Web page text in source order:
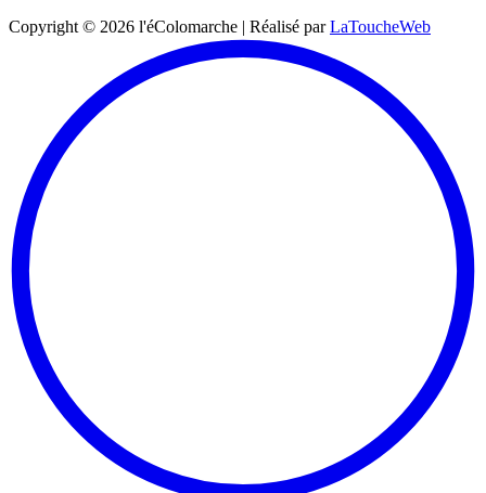
Copyright © 2026 l'éColomarche | Réalisé parLaToucheWeb